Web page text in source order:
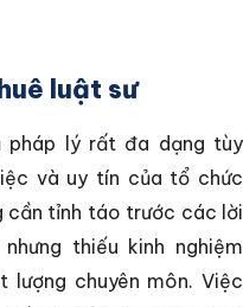
luật sư
pháp lý rất đa dạng tùy
và uy tín của tổ chức
cần tỉnh táo trước các lời
thiếu kinh nghiệm
chuyên môn. Việc